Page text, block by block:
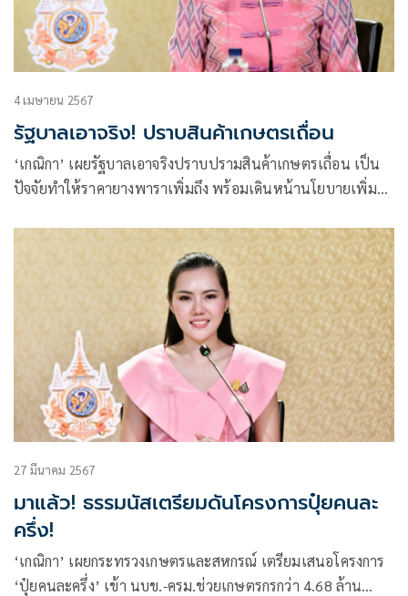
4 เมษายน 2567
รัฐบาลเอาจริง! ปราบสินค้าเกษตรเถื่อน
‘เกณิกา’ เผยรัฐบาลเอาจริงปราบปรามสินค้าเกษตรเถื่อน เป็น
ปัจจัยทำให้ราคายางพาราเพิ่มถึง พร้อมเดินหน้านโยบายเพิ่ม
27 มีนาคม 2567
มาแล้ว! ธรรมนัสเตรียมดันโครงการปุ๋ยคนละ
ครึ่ง!
‘เกณิกา’ เผยกระทรวงเกษตรและสหกรณ์ เตรียมเสนอโครงการ
‘ปุ๋ยคนละครึ่ง’ เข้า นบข.-ครม.ช่วยเกษตรกรกว่า 4.68 ล้าน